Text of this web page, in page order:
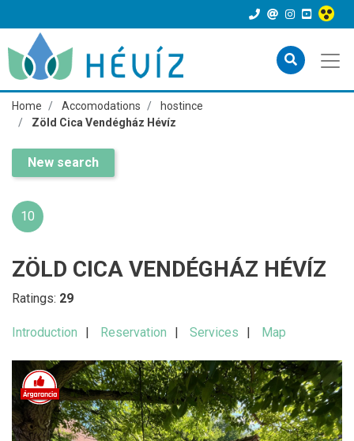
Home Accomodations
hostince
Zöld Cica Vendégház Hévíz
New search
10
ZÖLD CICA VENDÉGHÁZ HÉVÍZ
Ratings: 29
Introduction Reservation Services Map